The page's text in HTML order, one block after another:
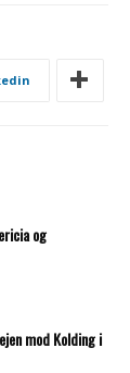
og
mod Kolding i